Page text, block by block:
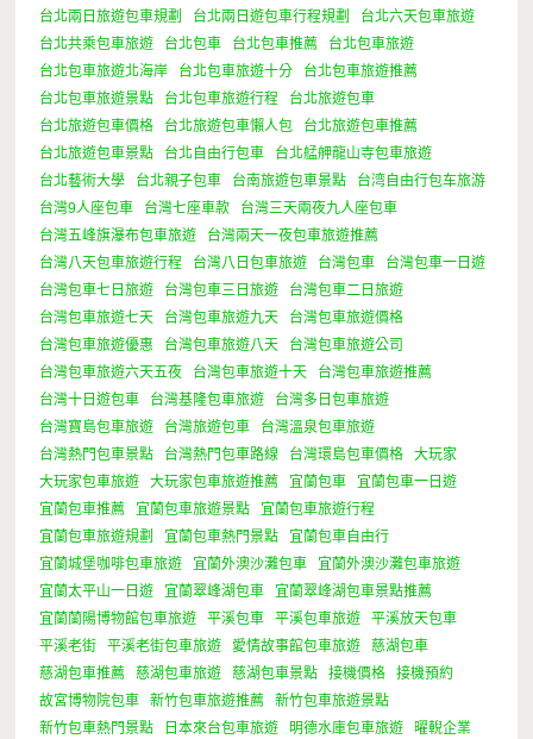
台北兩日旅遊包車規劃
台北兩日遊包車行程規劃
台北六天包車旅遊
台北共乘包車旅遊
台北包車 台北包車推薦
台北包車旅遊
台北包車旅遊北海岸
台北包車旅遊十分
台北包車旅遊推薦
台北包車旅遊景點
台北包車旅遊行程
台北旅遊包車
台北旅遊包車價格
台北旅遊包車懶人包
台北旅遊包車推薦
台北旅遊包車景點
台北自由行包車
台北艋舺龍山寺包車旅遊
台北藝術大學
台北親子包車 台南旅遊包車景點
台湾自由行包车旅游
台灣9人座包車
台灣七座車款
台灣三天兩夜九人座包車
台灣五峰旗瀑布包車旅遊
台灣兩天一夜包車旅遊推薦
台灣八天包車旅遊行程
台灣八日包車旅遊 台灣包車
台灣包車一日遊
台灣包車七日旅遊
台灣包車三日旅遊
台灣包車二日旅遊
台灣包車旅遊七天
台灣包車旅遊九天
台灣包車旅遊價格
台灣包車旅遊優惠
台灣包車旅遊八天
台灣包車旅遊公司
台灣包車旅遊六天五夜
台灣包車旅遊十天
台灣包車旅遊推薦
台灣十日遊包車
台灣基隆包車旅遊
台灣多日包車旅遊
台灣寶島包車旅遊
台灣旅遊包車
台灣溫泉包車旅遊
台灣熱門包車景點
台灣熱門包車路線 台灣環島包車價格
大玩家
大玩家包車旅遊
大玩家包車旅遊推薦 宜蘭包車
宜蘭包車一日遊
宜蘭包車推薦
宜蘭包車旅遊景點
宜蘭包車旅遊行程
宜蘭包車旅遊規劃
宜蘭包車熱門景點
宜蘭包車自由行
宜蘭城堡咖啡包車旅遊
宜蘭外澳沙灘包車
宜蘭外澳沙灘包車旅遊
宜蘭太平山一日遊
宜蘭翠峰湖包車
宜蘭翠峰湖包車景點推薦
宜蘭蘭陽博物館包車旅遊
平溪包車 平溪包車旅遊
平溪放天包車
平溪老街
平溪老街包車旅遊 愛情故事館包車旅遊
慈湖包車
慈湖包車推薦
慈湖包車旅遊 慈湖包車景點 接機價格
接機預約
故宮博物院包車
新竹包車旅遊推薦
新竹包車旅遊景點
新竹包車熱門景點
日本來台包車旅遊 明德水庫包車旅遊 曜輗企業